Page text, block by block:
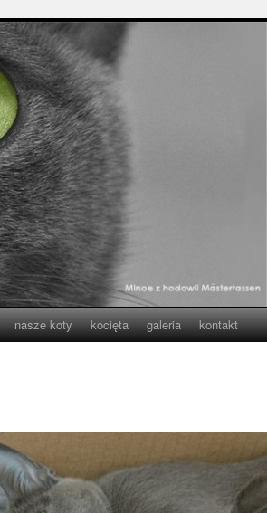
nasze koty kocięta galeria kontakt